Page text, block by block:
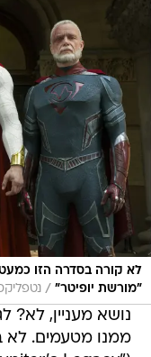
לא קורה בסדרה הזו כמעט
"מורשת יופיטר" /
נושא מעניין, לא?
ממנו מטעמים. לא